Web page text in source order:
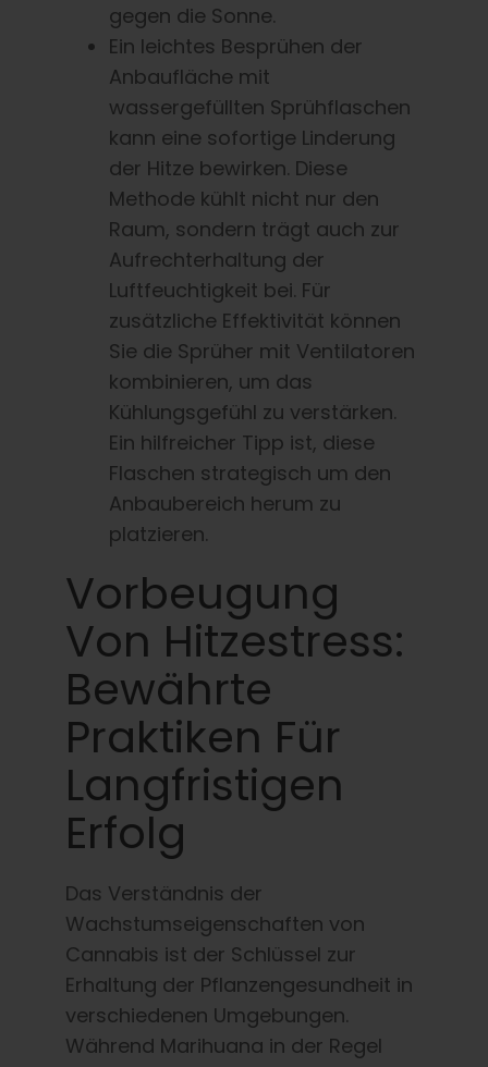
gegen die Sonne.
Ein leichtes Besprühen der
Anbaufläche mit
wassergefüllten Sprühflaschen
kann eine sofortige Linderung
der Hitze bewirken. Diese
Methode kühlt nicht nur den
Raum, sondern trägt auch zur
Aufrechterhaltung der
Luftfeuchtigkeit bei. Für
zusätzliche Effektivität können
Sie die Sprüher mit Ventilatoren
kombinieren, um das
Kühlungsgefühl zu verstärken.
Ein hilfreicher Tipp ist, diese
Flaschen strategisch um den
Anbaubereich herum zu
platzieren.
Vorbeugung
Von Hitzestress:
Bewährte
Praktiken Für
Langfristigen
Erfolg
Das Verständnis der
Wachstumseigenschaften von
Cannabis ist der Schlüssel zur
Erhaltung der Pflanzengesundheit in
verschiedenen Umgebungen.
Während Marihuana in der Regel